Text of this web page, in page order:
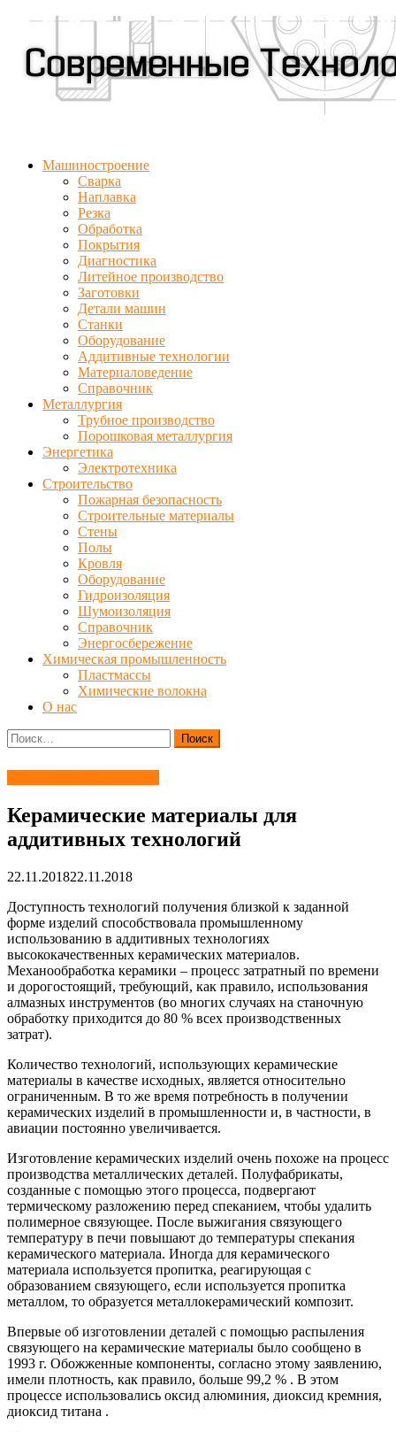
Машиностроение
Сварка
Наплавка
Резка
Обработка
Покрытия
Диагностика
Литейное производство
Заготовки
Детали машин
Станки
Оборудование
Аддитивные технологии
Материаловедение
Справочник
Металлургия
Трубное производство
Порошковая металлургия
Энергетика
Электротехника
Строительство
Пожарная безопасность
Строительные материалы
Стены
Полы
Кровля
Оборудование
Гидроизоляция
Шумоизоляция
Справочник
Энергосбережение
Химическая промышленность
Пластмассы
Химические волокна
О нас
Найти:
Керамические материалы для
аддитивных технологий
22.11.201822.11.2018
Доступность технологий получения близкой к заданной
форме изделий способствовала промышленному
использованию в аддитивных технологиях
высококачественных керамических материалов.
Механообработка керамики – процесс затратный по времени
и дорогостоящий, требующий, как правило, использования
алмазных инструментов (во многих случаях на станочную
обработку приходится до 80 % всех производственных
затрат).
Количество технологий, использующих керамические
материалы в качестве исходных, является относительно
ограниченным. В то же время потребность в получении
керамических изделий в промышленности и, в частности, в
авиации постоянно увеличивается.
Изготовление керамических изделий очень похоже на процесс
производства металлических деталей. Полуфабрикаты,
созданные с помощью этого процесса, подвергают
термическому разложению перед спеканием, чтобы удалить
полимерное связующее. После выжигания связующего
температуру в печи повышают до температуры спекания
керамического материала. Иногда для керамического
материала используется пропитка, реагирующая с
образованием связующего, если используется пропитка
металлом, то образуется металлокерамический композит.
Впервые об изготовлении деталей с помощью распыления
связующего на керамические материалы было сообщено в
1993 г. Обожженные компоненты, согласно этому заявлению,
имели плотность, как правило, больше 99,2 % . В этом
процессе использовались оксид алюминия, диоксид кремния,
диоксид титана .